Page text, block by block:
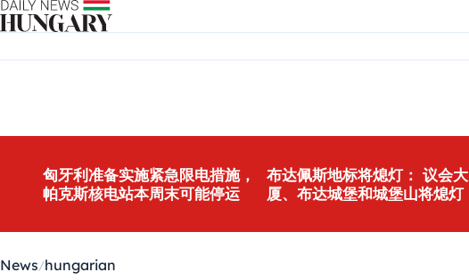
Skip to content
匈牙利准备实施紧急限电措施，
帕克斯核电站本周末可能停运
布达佩斯地标将熄灯： 议会大
厦、布达城堡和城堡山将熄灯
News hungarian